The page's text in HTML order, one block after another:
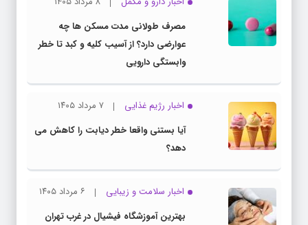
مصرف طولانی مدت مسکن ها چه
عوارضی دارد؟ از آسیب کلیه و کبد تا خطر
وابستگی دارویی
اخبار رژیم غذایی
۷ مرداد ۱۴۰۵
آیا بستنی واقعا خطر دیابت را کاهش می
دهد؟
اخبار سلامت و زیبایی
۶ مرداد ۱۴۰۵
بهترین آموزشگاه فیشیال در غرب تهران